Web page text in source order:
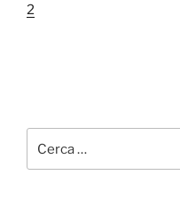
2